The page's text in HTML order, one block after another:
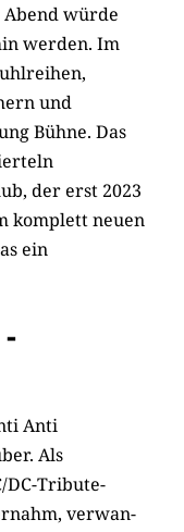
würde
werden. Im
und
Bühne. Das
der erst 2023
komplett neuen
ein
Anti
Als
DC-Tribute-
verwan­